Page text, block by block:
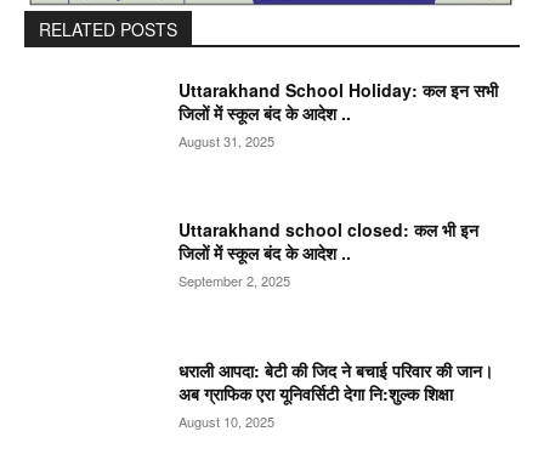
RELATED POSTS
Uttarakhand School Holiday: कल इन सभी
जिलों में स्कूल बंद के आदेश ..
August 31, 2025
Uttarakhand school closed: कल भी इन
जिलों में स्कूल बंद के आदेश ..
September 2, 2025
धराली आपदा: बेटी की जिद ने बचाई परिवार की जान।
अब ग्राफिक एरा यूनिवर्सिटी देगा नि:शुल्क शिक्षा
August 10, 2025